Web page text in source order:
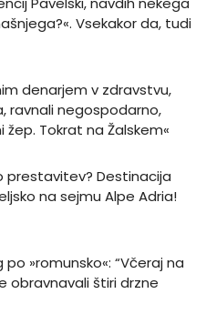
Vsekakor da, tudi
denarjem v zdravstvu,
ravnali negospodarno,
Tokrat na Žalskem«
prestavitev? Destinacija
na sejmu Alpe Adria!
»romunsko«: “Včeraj na
obravnavali štiri drzne